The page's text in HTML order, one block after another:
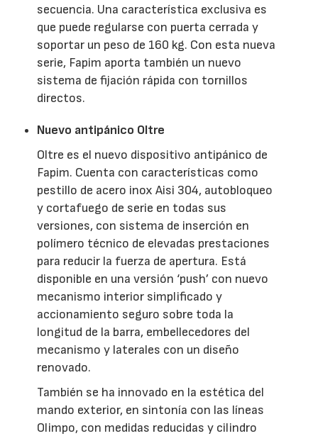
secuencia. Una característica exclusiva es
que puede regularse con puerta cerrada y
soportar un peso de 160 kg. Con esta nueva
serie, Fapim aporta también un nuevo
sistema de fijación rápida con tornillos
directos.
Nuevo antipánico Oltre
Oltre es el nuevo dispositivo antipánico de
Fapim. Cuenta con características como
pestillo de acero inox Aisi 304, autobloqueo
y cortafuego de serie en todas sus
versiones, con sistema de inserción en
polímero técnico de elevadas prestaciones
para reducir la fuerza de apertura. Está
disponible en una versión ‘push’ con nuevo
mecanismo interior simplificado y
accionamiento seguro sobre toda la
longitud de la barra, embellecedores del
mecanismo y laterales con un diseño
renovado.
También se ha innovado en la estética del
mando exterior, en sintonía con las líneas
Olimpo, con medidas reducidas y cilindro